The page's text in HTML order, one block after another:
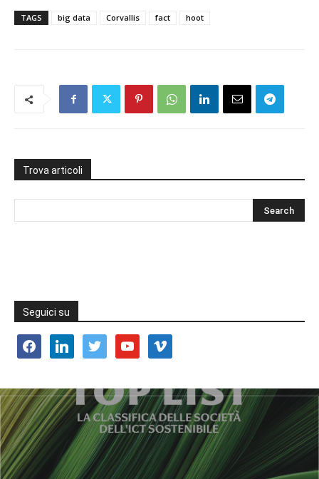
TAGS big data Corvallis fact hoot
Trova articoli
Seguici su
facebooklinkedin twitter youtube vimeo